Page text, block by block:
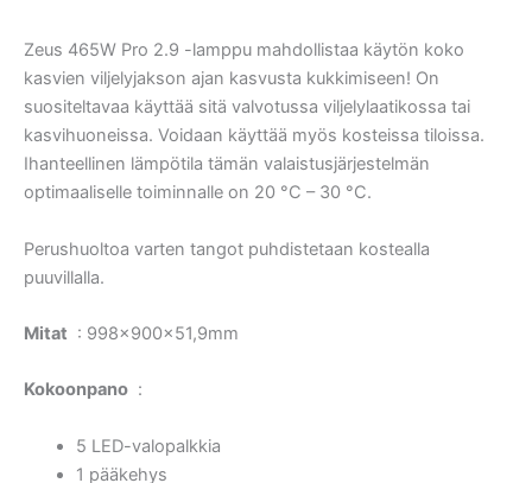
Zeus 465W Pro 2.9 -lamppu mahdollistaa käytön koko
kasvien viljelyjakson ajan kasvusta kukkimiseen! On
suositeltavaa käyttää sitä valvotussa viljelylaatikossa tai
kasvihuoneissa. Voidaan käyttää myös kosteissa tiloissa.
Ihanteellinen lämpötila tämän valaistusjärjestelmän
optimaaliselle toiminnalle on 20 °C – 30 °C.
Perushuoltoa varten tangot puhdistetaan kostealla
puuvillalla.
Mitat : 998x900x51,9mm
Kokoonpano :
5 LED-valopalkkia
1 pääkehys